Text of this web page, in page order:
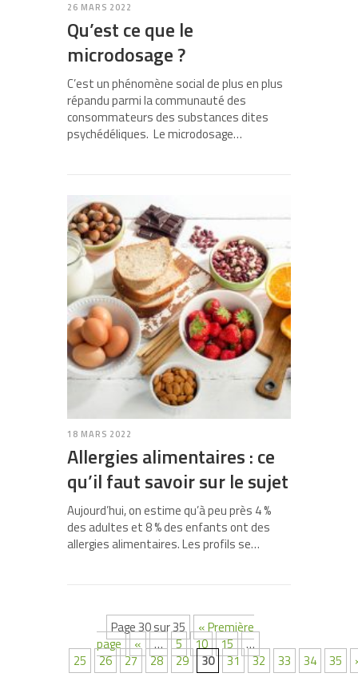
26 MARS 2022
Qu’est ce que le
microdosage ?
C’est un phénomène social de plus en plus
répandu parmi la communauté des
consommateurs des substances dites
psychédéliques. Le microdosage…
18 MARS 2022
Allergies alimentaires : ce
qu’il faut savoir sur le sujet
Aujourd’hui, on estime qu’à peu près 4 %
des adultes et 8 % des enfants ont des
allergies alimentaires. Les profils se…
Page 30 sur 35
« Première
page
« … 5 10 15
…
25
26 27 28 29 30 31 32 33 34 35